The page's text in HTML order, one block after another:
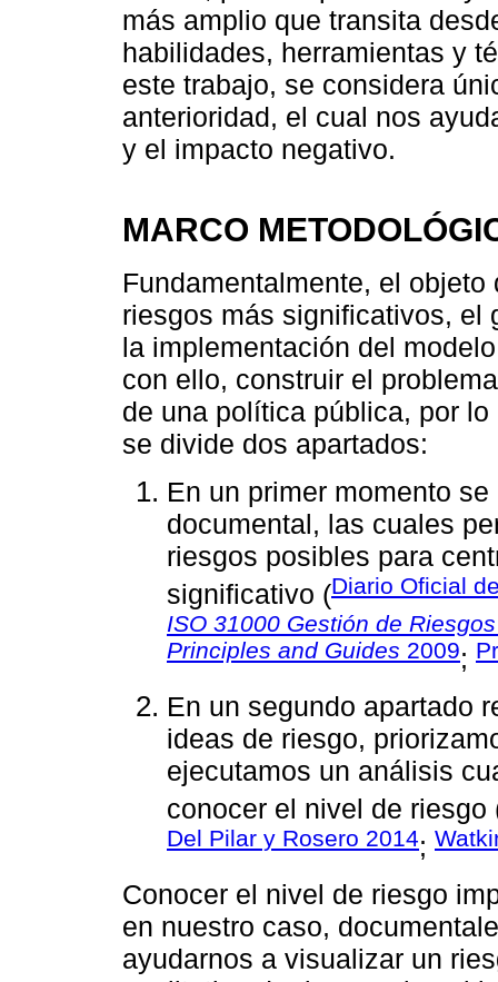
más amplio que transita
habilidades, herramientas y
este trabajo, se considera
anterioridad, el cual nos
y el impacto negativo.
MARCO
Fundamentalmente, el
riesgos más significativos, el
la implementación del
con ello, construir el
de una política pública, por
se divide dos apartados:
En un primer momento
documental, las cuales
riesgos posibles para
significativo (Diario Oficial
ISO 31000 Gestión de
Principles and Guides 2009;
En un segundo apartado
ideas de riesgo,
ejecutamos un análisis
conocer el nivel de riesgo
Del Pilar y Rosero 2014;
Conocer el nivel de riesgo
en nuestro caso,
ayudarnos a visualizar un